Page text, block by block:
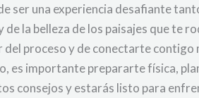
ser una experiencia desafiante
la belleza de los paisajes que te
proceso y de conectarte contigo
es importante prepararte física,
consejos y estarás listo para